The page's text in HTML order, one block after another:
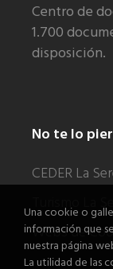
Centro de
1.700
disposición.
No te lo
CEDER La
Turismo La
Webs de
Una cookie o
información que
nuestra página
La utilidad de las